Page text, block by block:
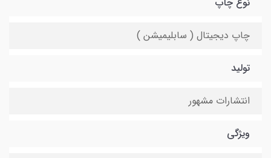
چاپ دیجیتال ( سابلیمیشن )
تولید
انتشارات مشهور
ویژگی